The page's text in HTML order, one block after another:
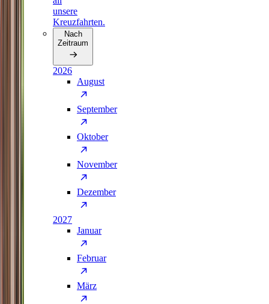
unsere
Kreuzfahrten.
Nach
Zeitraum
2026
August
September
Oktober
November
Dezember
2027
Januar
Februar
März